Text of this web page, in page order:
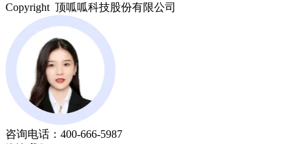
Copyright 顶呱呱科技股份有限公司
咨询电话： 400-666-5987